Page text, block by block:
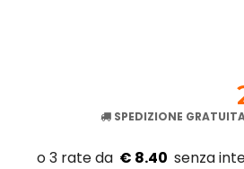
SPEDIZIONE
€ 8.40